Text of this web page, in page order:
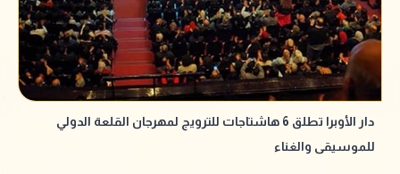
دار الأوبرا تطلق 6 هاشتاجات للترويج لمهرجان القلعة الدولي
للموسيقى والغناء